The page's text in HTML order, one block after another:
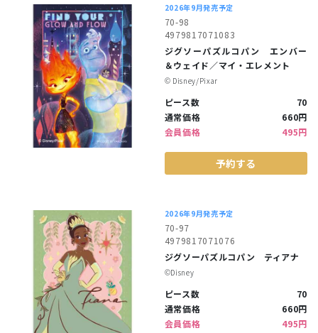
2026年9月発売予定
70-98
4979817071083
ジグソーパズルコパン エンバー
＆ウェイド／マイ・エレメント
©︎ Disney/Pixar
ピース数
70
通常価格
660円
会員価格
495円
予約する
2026年9月発売予定
70-97
4979817071076
ジグソーパズルコパン ティアナ
©︎Disney
ピース数
70
通常価格
660円
会員価格
495円